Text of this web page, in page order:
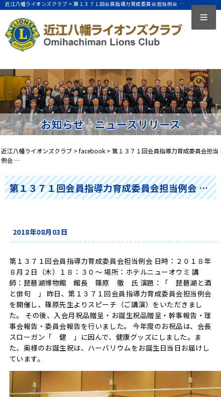
近江八幡ライオンズクラブ >第１３７１回会員指導力育成委員会担当例会 …
お知らせ｜ニュースリリース
近江八幡ライオンズクラブ > facebook > 第１３７１回会員指導力育成委員会担当
例会 …
第１３７１回会員指導力育成委員会担当例会 …
2018年08月03日
第１３７１回会員指導力育成委員会担当例会 日時：２０１８年
８月２日（木）１８：３０～ 場所：ホテルニューオウミ 講
師：琵琶湖博物館 館長 篠原 徹 氏 演題：「 琵琶湖と酒
と俳句 」 昨日、第１３７１回会員指導力育成委員会担当例会
を開催し、篠原先生よりスピーチ（ご講演）をいただきまし
た。 その後、入会月祝品贈呈・お誕生祝品贈呈・幹事報告・理
事会報告・委員会報告を行いました。 今年度のお祝品は、会長
スローガン「 健 」に因んで、健康グッズにしました。ま
た、奥様のお誕生祝は、ハーバリウムをお誕生日当日お届けし
ています。